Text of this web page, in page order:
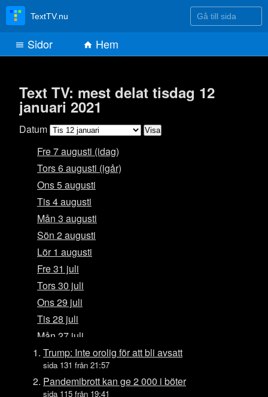
Text TV: mest delat tisdag 12
januari 2021
Datum
Fre 7 augusti (idag)
Tors 6 augusti (igår)
Ons 5 augusti
Tis 4 augusti
Mån 3 augusti
Sön 2 augusti
Lör 1 augusti
Fre 31 juli
Tors 30 juli
Ons 29 juli
Tis 28 juli
Mån 27 juli
Sön 26 juli
Lör 25 juli
Fre 24 juli
Trump: Inte orolig för att bli avsatt
sida 131 från 21:57
Pandemibrott kan ge 2 000 i böter
sida 115 från 19:41
TextTV.nu Gå till sida
Sidor Hem